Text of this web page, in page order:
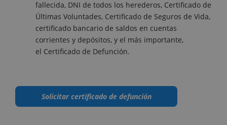
fallecida, DNI de todos los herederos, Certificado de
Últimas Voluntades, Certificado de Seguros de Vida,
certificado bancario de saldos en cuentas
corrientes y depósitos, y el más importante,
el Certificado de Defunción.
Solicitar certificado de defunción